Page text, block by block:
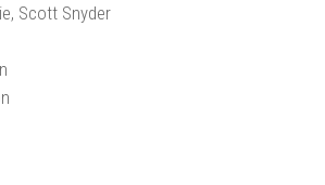
Scott Snyder